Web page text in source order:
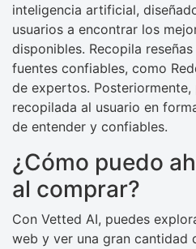
inteligencia artificial,
usuarios a encontrar los
disponibles. Recopila
fuentes confiables, como
de expertos.
recopilada al usuario en
de entender y confiables.
¿Cómo puedo
al comprar?
Con Vetted AI, puedes
web y ver una gran cantidad